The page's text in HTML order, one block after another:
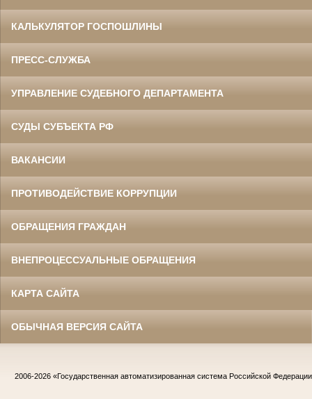
КАЛЬКУЛЯТОР ГОСПОШЛИНЫ
ПРЕСС-СЛУЖБА
УПРАВЛЕНИЕ СУДЕБНОГО ДЕПАРТАМЕНТА
СУДЫ СУБЪЕКТА РФ
ВАКАНСИИ
ПРОТИВОДЕЙСТВИЕ КОРРУПЦИИ
ОБРАЩЕНИЯ ГРАЖДАН
ВНЕПРОЦЕССУАЛЬНЫЕ ОБРАЩЕНИЯ
КАРТА САЙТА
ОБЫЧНАЯ ВЕРСИЯ САЙТА
2006-2026 «Государственная автоматизированная система Российской